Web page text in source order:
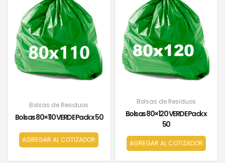
Bolsas de Residuos
Bolsas 80×110 VERDE Pack x 50
AGREGAR AL COTIZADOR
Bolsas de Residuos
Bolsas 80×120 VERDE Pack x
50
AGREGAR AL COTIZADOR